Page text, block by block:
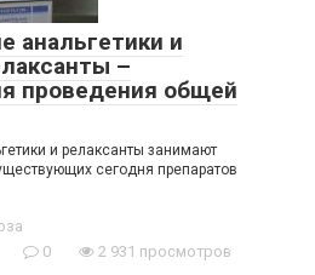
анальгетики и
–
проведения общей
и релаксанты занимают
сегодня препаратов
0
2 931 просмотров